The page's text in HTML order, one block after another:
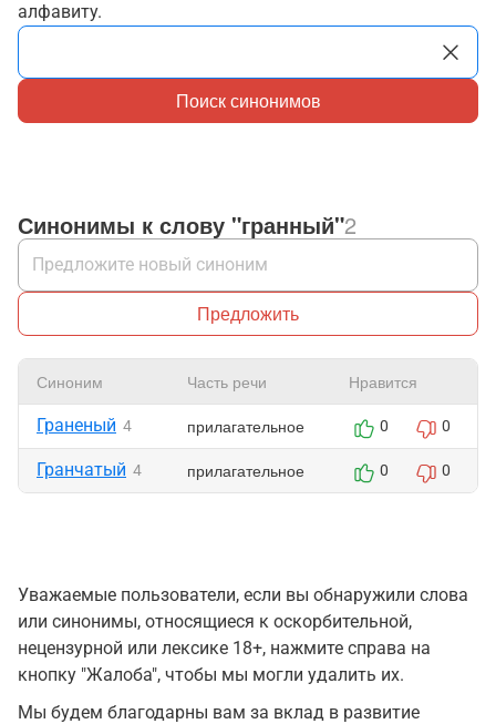
алфавиту.
Поиск синонимов
Синонимы к слову "гранный"2
Предложить
Синоним Часть речи Нравится
Граненый 4 прилагательное 0 0
Гранчатый 4 прилагательное 0 0
Уважаемые пользователи, если вы обнаружили слова
или синонимы, относящиеся к оскорбительной,
нецензурной или лексике 18+, нажмите справа на
кнопку "Жалоба", чтобы мы могли удалить их.
Мы будем благодарны вам за вклад в развитие